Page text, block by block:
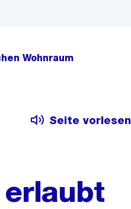
Wohnraum
Seite vorlesen
erlaubt